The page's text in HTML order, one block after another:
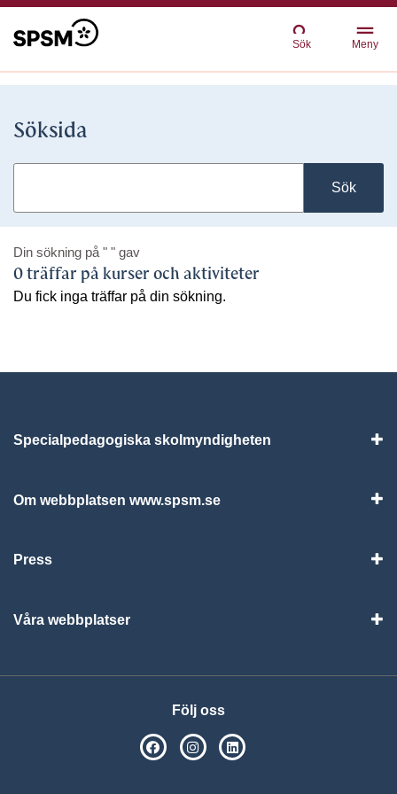
Sök Meny
Söksida
Sök
Din sökning på " " gav
0 träffar på kurser och aktiviteter
Du fick inga träffar på din sökning.
Specialpedagogiska skolmyndigheten
Om webbplatsen www.spsm.se
Press
Våra webbplatser
Följ oss
SPSM på Facebook
SPSM på Instagram